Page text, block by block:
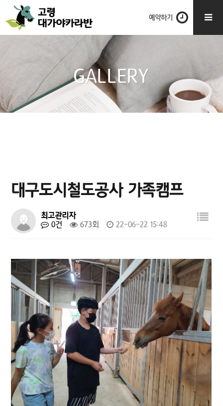
예약하기
GALLERY
대구도시철도공사 가족캠프
최고관리자
0건
673회 22-06-22 15:48